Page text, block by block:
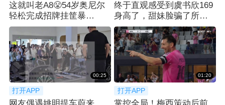
这就叫老A8😤54岁奥尼尔
轻松完成招牌挂筐暴
扣！！！
终于直观感受到虞书欣169
身高了，甜妹脸骗了所有
人👀
00:25
打开APP
01:20
打开APP